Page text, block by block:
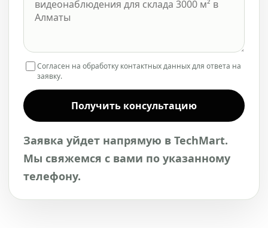
Согласен на обработку контактных данных для ответа на
заявку.
Получить консультацию
Заявка уйдет напрямую в TechMart.
Мы свяжемся с вами по указанному
телефону.